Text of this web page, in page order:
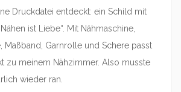
Druckdatei entdeckt: ein Schild mit
ist Liebe“. Mit Nähmaschine,
Maßband, Garnrolle und Schere passt
zu meinem Nähzimmer. Also musste
wieder ran.